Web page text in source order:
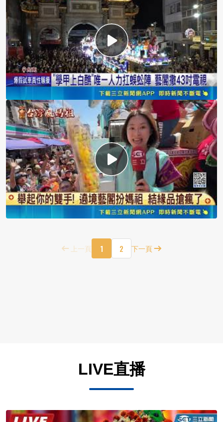
上一頁 1 2 下一頁
LIVE直播